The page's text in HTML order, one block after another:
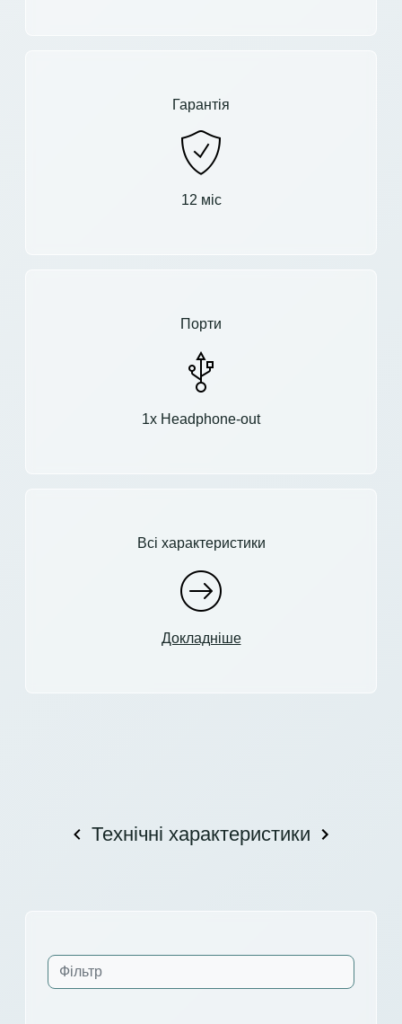
Гарантія
12 міс
Порти
1x Headphone-out
Всі характеристики
Докладніше
Технічні характеристики